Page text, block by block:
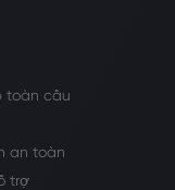
toàn cầu
an toàn
trợ